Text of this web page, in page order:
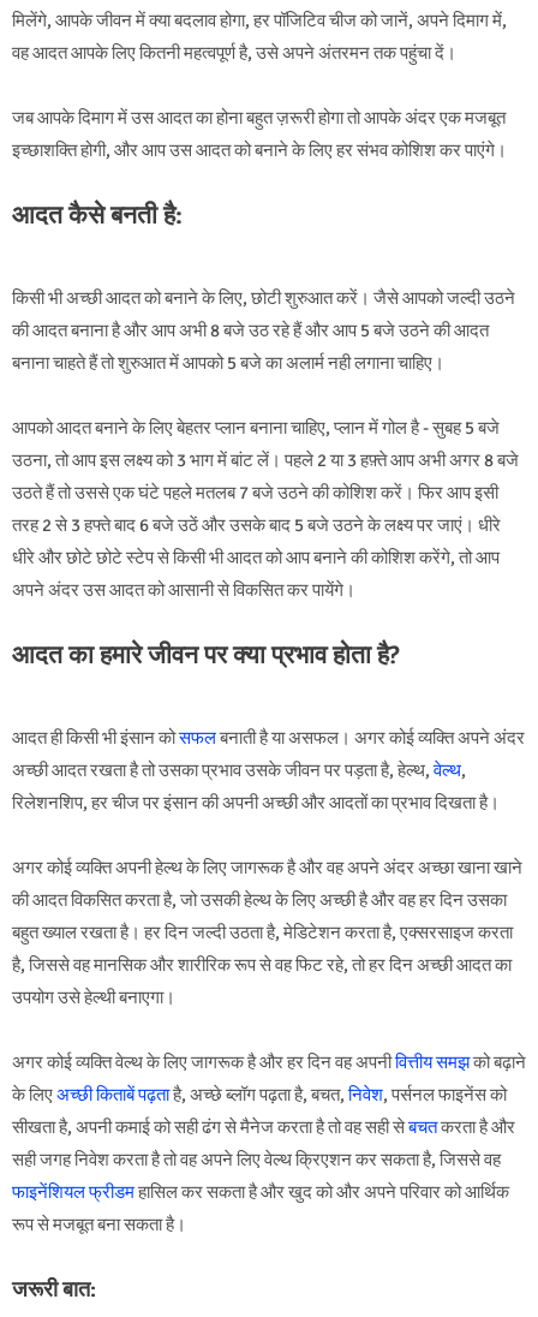
मिलेंगे, आपके जीवन में क्या बदलाव होगा, हर पॉजिटिव चीज को जानें, अपने दिमाग में,
वह आदत आपके लिए कितनी महत्वपूर्ण है, उसे अपने अंतरमन तक पहुंचा दें।
जब आपके दिमाग में उस आदत का होना बहुत ज़रूरी होगा तो आपके अंदर एक मजबूत
इच्छाशक्ति होगी, और आप उस आदत को बनाने के लिए हर संभव कोशिश कर पाएंगे।
आदत कैसे बनती है:
किसी भी अच्छी आदत को बनाने के लिए, छोटी शुरुआत करें। जैसे आपको जल्दी उठने
की आदत बनाना है और आप अभी 8 बजे उठ रहे हैं और आप 5 बजे उठने की आदत
बनाना चाहते हैं तो शुरुआत में आपको 5 बजे का अलार्म नही लगाना चाहिए।
आपको आदत बनाने के लिए बेहतर प्लान बनाना चाहिए, प्लान में गोल है - सुबह 5 बजे
उठना, तो आप इस लक्ष्य को 3 भाग में बांट लें। पहले 2 या 3 हफ़्ते आप अभी अगर 8 बजे
उठते हैं तो उससे एक घंटे पहले मतलब 7 बजे उठने की कोशिश करें। फिर आप इसी
तरह 2 से 3 हफ्ते बाद 6 बजे उठें और उसके बाद 5 बजे उठने के लक्ष्य पर जाएं। धीरे
धीरे और छोटे छोटे स्टेप से किसी भी आदत को आप बनाने की कोशिश करेंगे, तो आप
अपने अंदर उस आदत को आसानी से विकसित कर पायेंगे।
आदत का हमारे जीवन पर क्या प्रभाव होता है?
आदत ही किसी भी इंसान कोसफलबनाती है या असफल। अगर कोई व्यक्ति अपने अंदर
अच्छी आदत रखता है तो उसका प्रभाव उसके जीवन पर पड़ता है, हेल्थ,वेल्थ,
रिलेशनशिप, हर चीज पर इंसान की अपनी अच्छी और आदतों का प्रभाव दिखता है।
अगर कोई व्यक्ति अपनी हेल्थ के लिए जागरूक है और वह अपने अंदर अच्छा खाना खाने
की आदत विकसित करता है, जो उसकी हेल्थ के लिए अच्छी है और वह हर दिन उसका
बहुत ख्याल रखता है। हर दिन जल्दी उठता है, मेडिटेशन करता है, एक्सरसाइज करता
है, जिससे वह मानसिक और शारीरिक रूप से वह फिट रहे, तो हर दिन अच्छी आदत का
उपयोग उसे हेल्थी बनाएगा।
अगर कोई व्यक्ति वेल्थ के लिए जागरूक है और हर दिन वह अपनीवित्तीय समझको बढ़ाने
के लिएअच्छी किताबें पढ़ताहै, अच्छे ब्लॉग पढ़ता है, बचत,निवेश, पर्सनल फाइनेंस को
सीखता है, अपनी कमाई को सही ढंग से मैनेज करता है तो वह सही सेबचतकरता है और
सही जगह निवेश करता है तो वह अपने लिए वेल्थ क्रिएशन कर सकता है, जिससे वह
फाइनेंशियल फ्रीडमहासिल कर सकता है और खुद को और अपने परिवार को आर्थिक
रूप से मजबूत बना सकता है।
जरूरी बात: